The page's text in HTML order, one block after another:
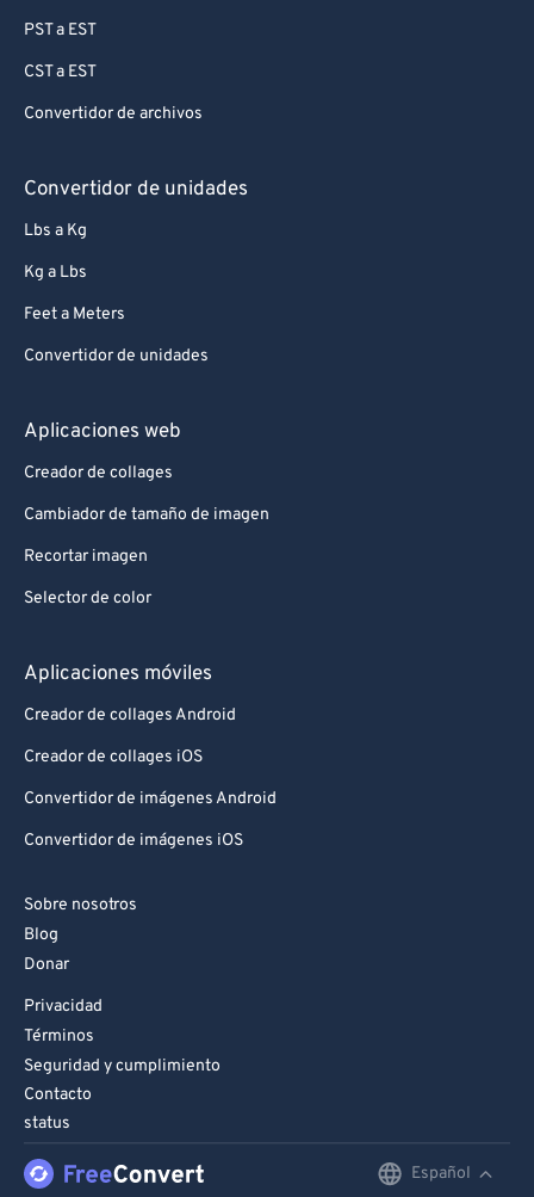
PST a EST
CST a EST
Convertidor de archivos
Convertidor de unidades
Lbs a Kg
Kg a Lbs
Feet a Meters
Convertidor de unidades
Aplicaciones web
Creador de collages
Cambiador de tamaño de imagen
Recortar imagen
Selector de color
Aplicaciones móviles
Creador de collages Android
Creador de collages iOS
Convertidor de imágenes Android
Convertidor de imágenes iOS
Sobre nosotros
Blog
Donar
Privacidad
Términos
Seguridad y cumplimiento
Contacto
status
Español